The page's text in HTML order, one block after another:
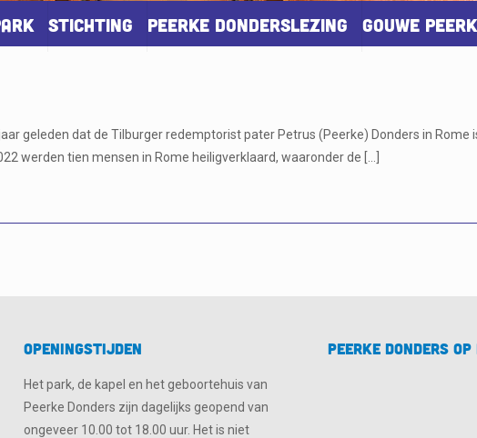
Stichting Peerke Donderslezing Gouwe
geleden dat de Tilburger redemptorist pater Petrus (Peerke) Donders in Rome
werden tien mensen in Rome heiligverklaard, waaronder de
Openingstijden
Het park, de kapel en het geboortehuis van
Peerke Donders zijn dagelijks geopend van
ongeveer 10.00 tot 18.00 uur. Het is niet
Peerke Donders op